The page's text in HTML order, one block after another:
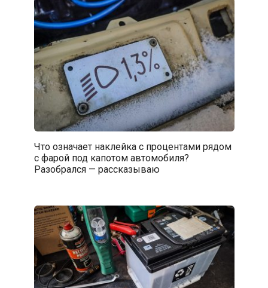
Что означает наклейка с процентами рядом
с фарой под капотом автомобиля?
Разобрался — рассказываю